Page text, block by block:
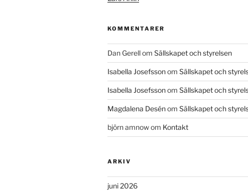
KOMMENTARER
Dan Gerellom Sällskapet och styrelsen
Isabella Josefssonom Sällskapet och
Isabella Josefssonom Sällskapet och
Magdalena Desénom Sällskapet och
björn amnowom Kontakt
ARKIV
juni 2026